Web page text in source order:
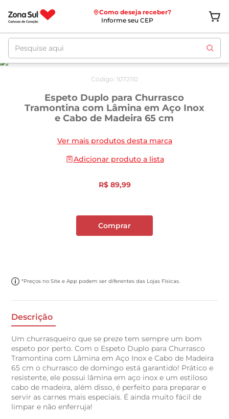
Como deseja receber?
Informe seu CEP
Pesquise aqui
Código: 1072110
Espeto Duplo para Churrasco
Tramontina com Lâmina em Aço Inox
e Cabo de Madeira 65 cm
Ver mais produtos desta marca
Adicionar produto a lista
R$ 89,99
Comprar
*Preços no Site e App podem ser diferentes das Lojas Físicas.
Descrição
Um churrasqueiro que se preze tem sempre um bom
espeto por perto. Com o Espeto Duplo para Churrasco
Tramontina com Lâmina em Aço Inox e Cabo de Madeira
65 cm o churrasco de domingo está garantido! Prático e
resistente, ele possui lâmina em aço inox e um estiloso
cabo de madeira, além disso, é perfeito para preparar e
servir as carnes mais especiais. É ainda muito fácil de
limpar e não enferruja!